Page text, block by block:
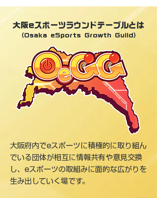
大阪eスポーツラウンドテーブルとは
（Osaka eSports Growth Guild）
大阪府内でeスポーツに積極的に取り組ん
でいる団体が相互に情報共有や意見交換
し、eスポーツの取組みに面的な広がりを
生み出していく場です。